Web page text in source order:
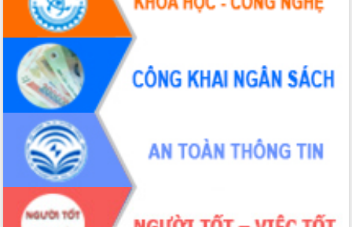
Hội thảo khoa học “Giải pháp thúc đẩy
phát triển nền kinh tế xanh tại tỉnh
Đắk Lắk”
Tăng cường giám sát, đôn đốc thực
hiện nhiệm vụ quản lý tài sản công
hàng tuần
Tháo gỡ những vướng mắc, đẩy mạnh
công tác cải cách thủ tục hành chính
tại Trung tâm Phục vụ hành chính
công tỉnh
Đắk Lắk: Tôn vinh 46 giải pháp tại Hội
thi Sáng tạo Kỹ thuật 2024 - 2025
Đắk Lắk rà soát, điều chỉnh Đề án 190